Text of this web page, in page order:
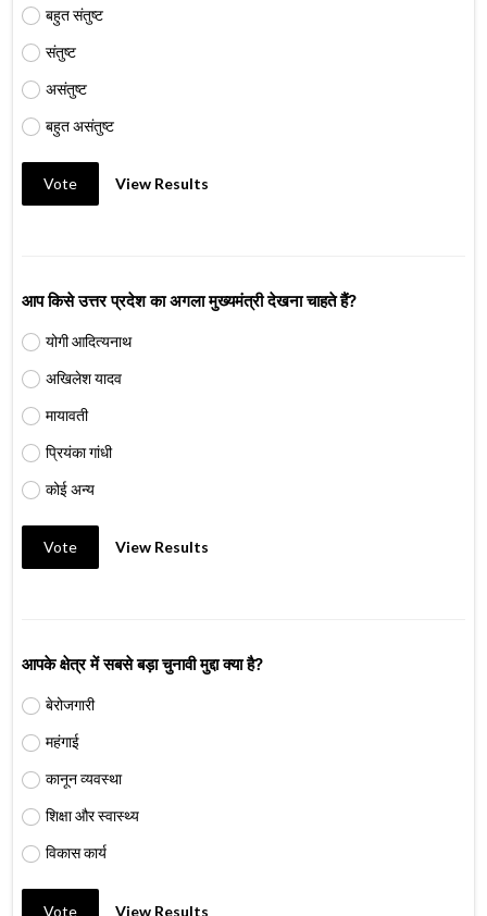
बहुत संतुष्ट
संतुष्ट
असंतुष्ट
बहुत असंतुष्ट
Vote View Results
आप किसे उत्तर प्रदेश का अगला मुख्यमंत्री देखना चाहते हैं?
योगी आदित्यनाथ
अखिलेश यादव
मायावती
प्रियंका गांधी
कोई अन्य
Vote View Results
आपके क्षेत्र में सबसे बड़ा चुनावी मुद्दा क्या है?
बेरोजगारी
महंगाई
कानून व्यवस्था
शिक्षा और स्वास्थ्य
विकास कार्य
Vote View Results